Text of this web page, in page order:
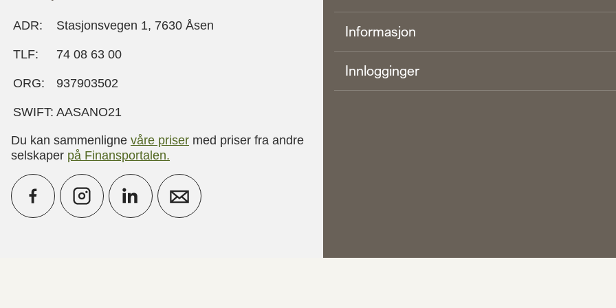
Informasjon
Innlogginger
ADR: Stasjonsvegen 1, 7630 Åsen
TLF: 74 08 63 00
ORG: 937903502
SWIFT: AASANO21
Du kan sammenlignevåre priser med priser fra andre
selskaper på Finansportalen.
calendar_month